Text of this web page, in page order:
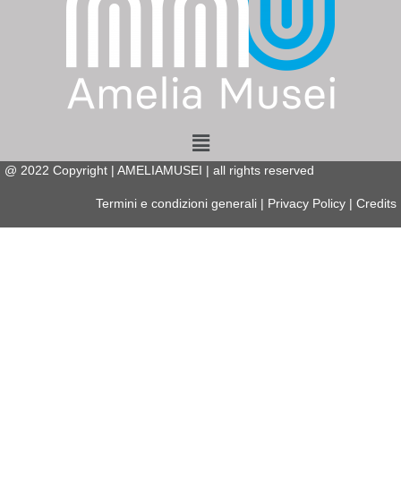
Menu
@ 2022 Copyright | AMELIAMUSEI | all rights reserved
Termini e condizioni generali Privacy Policy Credits